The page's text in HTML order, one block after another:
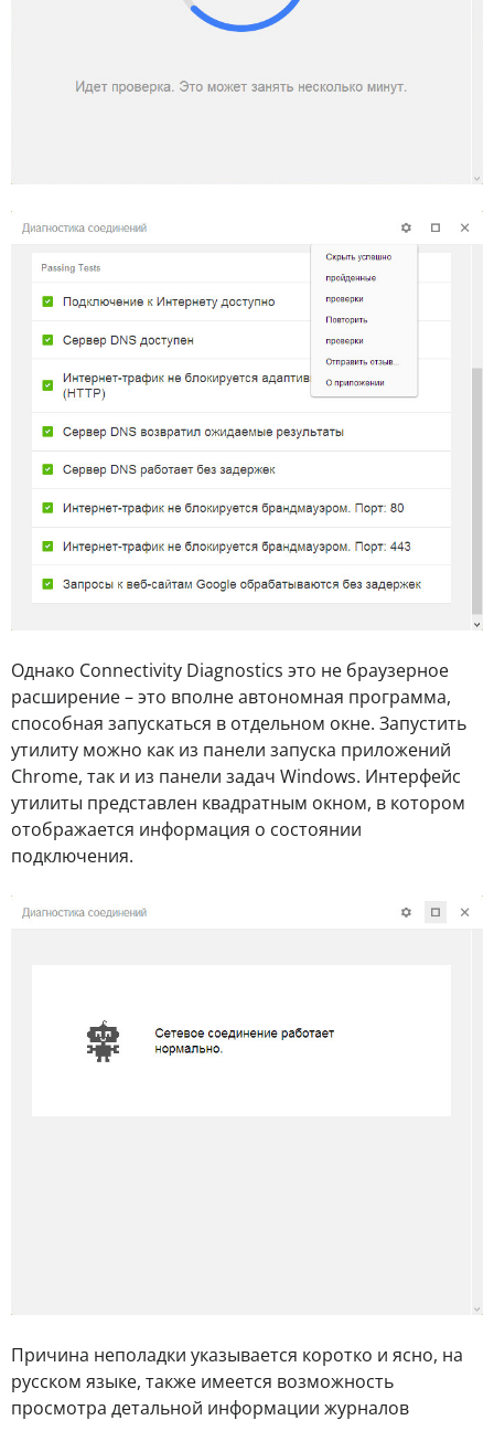
Однако Connectivity Diagnostics это не браузерное
расширение – это вполне автономная программа,
способная запускаться в отдельном окне. Запустить
утилиту можно как из панели запуска приложений
Chrome, так и из панели задач Windows. Интерфейс
утилиты представлен квадратным окном, в котором
отображается информация о состоянии
подключения.
Причина неполадки указывается коротко и ясно, на
русском языке, также имеется возможность
просмотра детальной информации журналов